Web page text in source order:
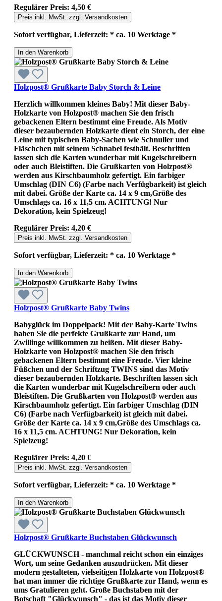
Regulärer Preis: 4,50 €
Preis inkl. MwSt. zzgl. Versandkosten
Sofort verfügbar, Lieferzeit: * ca. 10 Werktage *
In den Warenkorb
Holzpost® Grußkarte Baby Storch & Leine
Herzlich willkommen kleines Baby! Mit dieser Baby-
Holzkarte von Holzpost® machen Sie den frisch
gebackenen Eltern bestimmt eine Freude. Als Motiv
dieser bezaubernden Holzkarte dient ein Storch, der eine
Leine mit typischen Baby-Sachen wie Schnuller und
Fläschchen mit seinem Schnabel festhält. Beschriften
lassen sich die Karten wunderbar mit Kugelschreibern
oder auch Bleistiften. Die Grußkarten von Holzpost®
werden aus Kirschbaumholz gefertigt. Ein farbiger
Umschlag (DIN C6) (Farbe nach Verfügbarkeit) ist gleich
mit dabei. Größe der Karte ca. 14 x 9 cm,Größe des
Umschlags ca. 16 x 11,5 cm. ACHTUNG! Nur
Dekoration, kein Spielzeug!
Regulärer Preis: 4,20 €
Preis inkl. MwSt. zzgl. Versandkosten
Sofort verfügbar, Lieferzeit: * ca. 10 Werktage *
In den Warenkorb
Holzpost® Grußkarte Baby Twins
Babyglück im Doppelpack! Mit der Baby-Karte Twins
haben Sie die perfekte Grußkarte zur Hand, um
Zwillinge willkommen zu heißen. Mit dieser Baby-
Holzkarte von Holzpost® machen Sie den frisch
gebackenen Eltern bestimmt eine Freude. Vier kleine
Füßchen und der Schriftzug TWINS sind das Motiv
dieser bezaubernden Holzkarte. Beschriften lassen sich
die Karten wunderbar mit Kugelschreibern oder auch
Bleistiften. Die Grußkarten von Holzpost® werden aus
Kirschbaumholz gefertigt. Ein farbiger Umschlag (DIN
C6) (Farbe nach Verfügbarkeit) ist gleich mit dabei.
Größe der Karte ca. 14 x 9 cm,Größe des Umschlags ca.
16 x 11,5 cm. ACHTUNG! Nur Dekoration, kein
Spielzeug!
Regulärer Preis: 4,20 €
Preis inkl. MwSt. zzgl. Versandkosten
Sofort verfügbar, Lieferzeit: * ca. 10 Werktage *
In den Warenkorb
Holzpost® Grußkarte Buchstaben Glückwunsch
GLÜCKWUNSCH - manchmal reicht schon ein einziges
Wort, um seine Gedanken auszudrücken. Mit dieser
modern gestalteten, vielseitigen Holzkarte von Holzpost®
hat man immer die richtige Grußkarte zur Hand, wenn es
ums Gratulieren geht. Große Buchstaben mit der
Botschaft "Glückwunsch" - das ist das Motiv dieser